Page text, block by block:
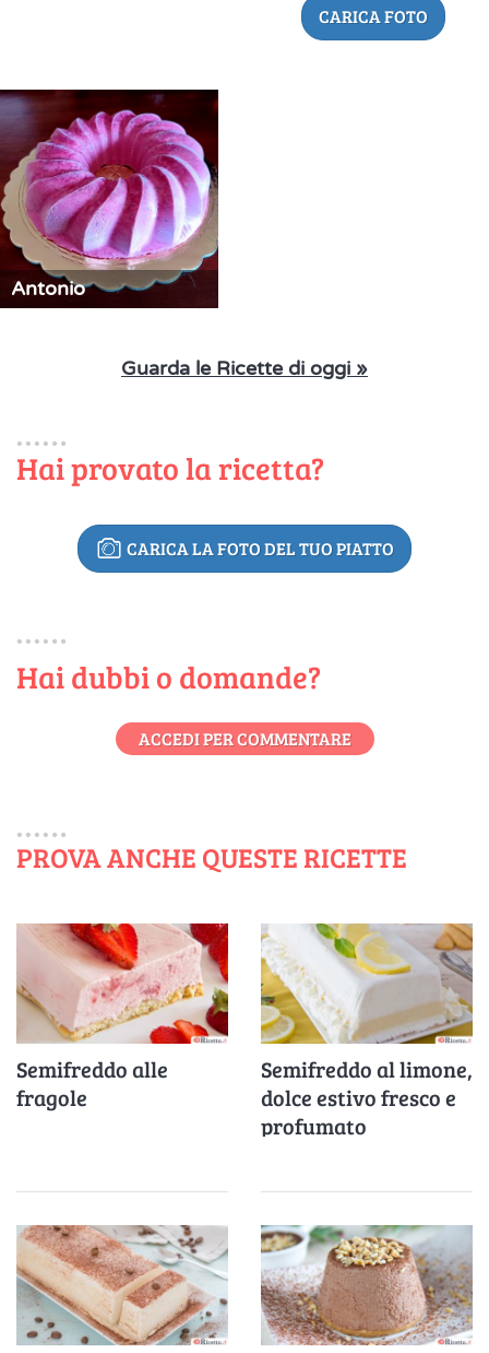
CARICA FOTO
Antonio
Guarda le Ricette di oggi »
Hai provato la ricetta?
CARICA LA FOTO DEL TUO PIATTO
Hai dubbi o domande?
ACCEDI PER COMMENTARE
PROVA ANCHE QUESTE RICETTE
Semifreddo alle
fragole
Semifreddo al limone,
dolce estivo fresco e
profumato